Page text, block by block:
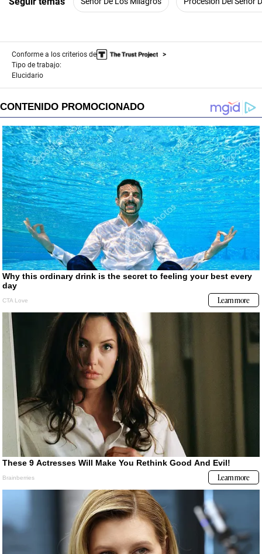
Conforme a los criterios de
Tipo de trabajo:
Elucidario